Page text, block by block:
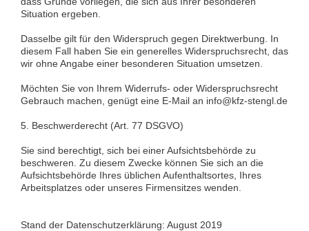
Situation ergeben.
Dasselbe gilt für den Widerspruch gegen Direktwerbung. In
diesem Fall haben Sie ein generelles Widerspruchsrecht, das
wir ohne Angabe einer besonderen Situation umsetzen.
Möchten Sie von Ihrem Widerrufs- oder Widerspruchsrecht
Gebrauch machen, genügt eine E-Mail an info@kfz-stengl.de
5. Beschwerderecht (Art. 77 DSGVO)
Sie sind berechtigt, sich bei einer Aufsichtsbehörde zu
beschweren. Zu diesem Zwecke können Sie sich an die
Aufsichtsbehörde Ihres üblichen Aufenthaltsortes, Ihres
Arbeitsplatzes oder unseres Firmensitzes wenden.
Stand der Datenschutzerklärung: August 2019